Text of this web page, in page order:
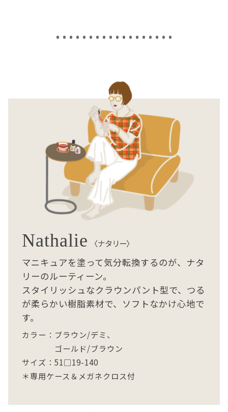
Nathalie 〈ナタリー〉
マニキュアを塗って気分転換するのが、ナタ
リーのルーティーン。
スタイリッシュなクラウンパント型で、つる
が柔らかい樹脂素材で、ソフトなかけ心地で
す。
カラー：ブラウン/デミ、
ゴールド/ブラウン
サイズ：51□19-140
＊専用ケース＆メガネクロス付